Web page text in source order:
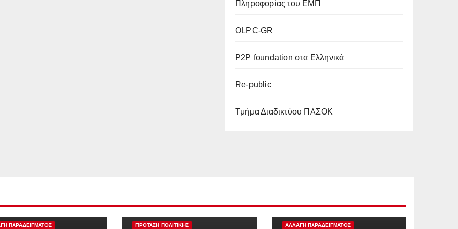
Πληροφορίας του ΕΜΠ
OLPC-GR
P2P foundation στα Ελληνικά
Re-public
Tμήμα Διαδικτύου ΠΑΣΟΚ
ΠΑΡΑΔΕΙΓΜΑΤΟΣ ΠΡΟΤΑΣΗ ΠΟΛΙΤΙΚΗΣ ΑΛΛΑΓΗ ΠΑΡΑΔΕΙΓΜΑΤΟΣ